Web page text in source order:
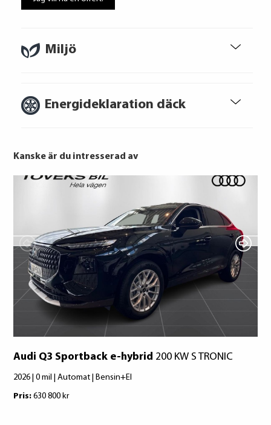
Miljö
Energideklaration däck
Continental Reifen Deutschland GmbH
Audi Financial Services
Att låna kostar pengar!
Om du inte kan betala tillbaka skulden i
tid riskerar du en betalningsanmärkning,
Det kan leda till svårigheter att få hyra
bostad, teckna abonnemang och få nya
lån. För stöd, vänd dig till budget- och
skuldrådgivare i din kommun.
Konsumentuppgifter finns på
konsumentverket.se
Kanske är du intresserad av
Audi Q3 Sportback e-hybrid 200 KW S TRONIC
2026 | 0 mil | Automat | Bensin+El
Pris: 630 800 kr